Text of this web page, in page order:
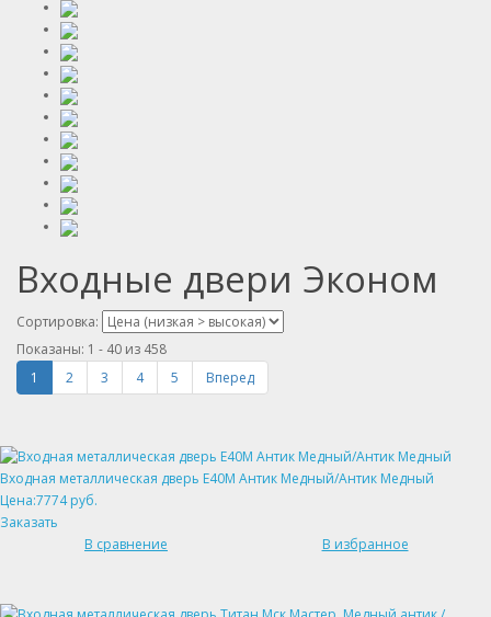
Входные двери Эконом
Сортировка:
Показаны: 1 - 40 из 458
1
2 3 4 5 Вперед
Входная металлическая дверь Е40М Антик Медный/Антик Медный
Цена:7774 руб.
Заказать
В сравнение
В избранное